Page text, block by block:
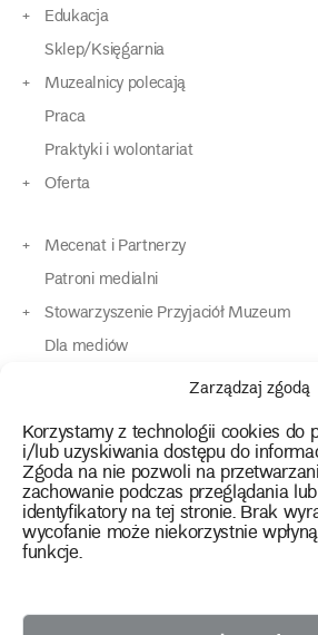
Zarządzaj zgodą
Korzystamy z technologii cookies do
i/lub uzyskiwania dostępu do
Zgoda na nie pozwoli na
zachowanie podczas przeglądania
identyfikatory na tej stronie. Brak
wycofanie może niekorzystnie
funkcje.
Edukacja
Sklep/Księgarnia
Muzealnicy polecają
Praca
Praktyki i wolontariat
Oferta
Mecenat i Partnerzy
Patroni medialni
Stowarzyszenie Przyjaciół Muzeum
Dla mediów
Dla osób o specjalnych potrzebach
Kontakt
instagram
twitterfacebookyoutube
tiktok
Polityka prywatności